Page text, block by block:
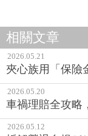
相關文章
2026.05.21
夾心族用「保險
2026.05.20
車禍理賠全攻略
2026.05.12